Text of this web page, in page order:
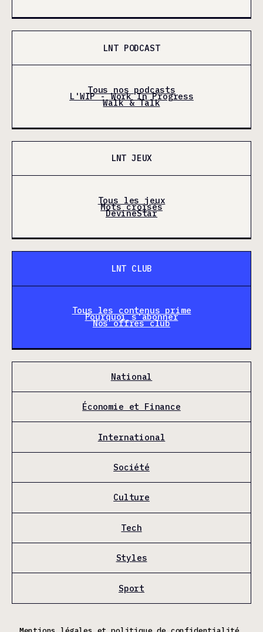
LNT PODCAST
Tous nos podcasts
L'WIP - Work In Progress
Walk & Talk
LNT JEUX
Tous les jeux
Mots croisés
DevineStar
LNT CLUB
Tous les contenus prime
Pourquoi s'abonner
Nos offres club
National
Économie et Finance
International
Société
Culture
Tech
Styles
Sport